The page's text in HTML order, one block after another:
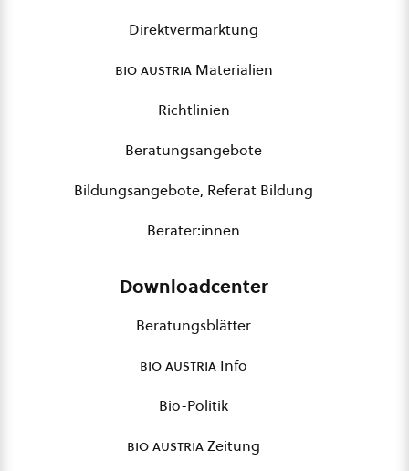
Direktvermarktung
bio austriaMaterialien
Richtlinien
Beratungsangebote
Bildungsangebote, Referat Bildung
Berater:innen
Downloadcenter
Beratungsblätter
bio austria Info
Bio-Politik
bio austriaZeitung